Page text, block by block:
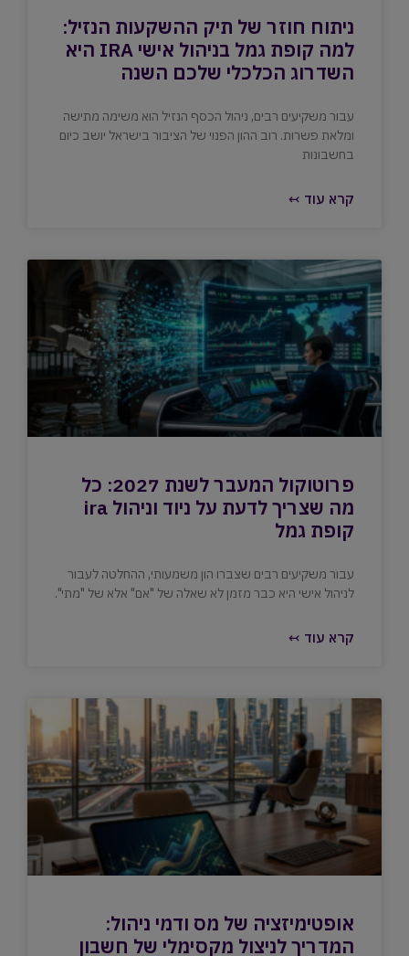
ניתוח חוזר של תיק ההשקעות הנזיל:
למה קופת גמל בניהול אישי IRA היא
השדרוג הכלכלי שלכם השנה
עבור משקיעים רבים, ניהול הכסף הנזיל הוא משימה מתישה
ומלאת פשרות. רוב ההון הפנוי של הציבור בישראל יושב כיום
בחשבונות
קרא עוד ↢
פרוטוקול המעבר לשנת 2027: כל
מה שצריך לדעת על ניוד וניהול ira
קופת גמל
עבור משקיעים רבים שצברו הון משמעותי, ההחלטה לעבור
לניהול אישי היא כבר מזמן לא שאלה של "אם" אלא של "מתי".
קרא עוד ↢
אופטימיזציה של מס ודמי ניהול:
המדריך לניצול מקסימלי של חשבון